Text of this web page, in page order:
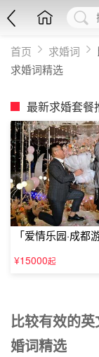
首页 求婚词
求婚词精选
最新求婚套餐
「爱情乐园·成都
求婚」
¥15000起
比较有效的
婚词精选